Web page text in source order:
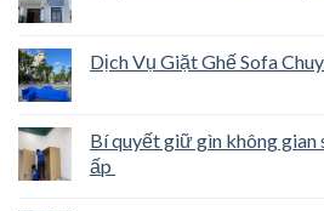
Dịch Vụ Giặt Ghế Sofa
Bí quyết giữ gìn không gian
ấp